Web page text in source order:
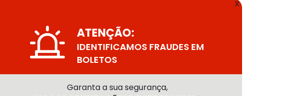
X
ATENÇÃO:
IDENTIFICAMOS FRAUDES EM
BOLETOS
Garanta a sua segurança,